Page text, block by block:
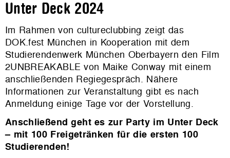
Unter Deck 2024
Im Rahmen von cultureclubbing zeigt das
DOK.fest München in Kooperation mit dem
Studierendenwerk München Oberbayern den Film
2UNBREAKABLE von Maike Conway mit einem
anschließenden Regiegespräch. Nähere
Informationen zur Veranstaltung gibt es nach
Anmeldung einige Tage vor der Vorstellung.
Anschließend geht es zur Party im Unter Deck
– mit 100 Freigetränken für die ersten 100
Studierenden!